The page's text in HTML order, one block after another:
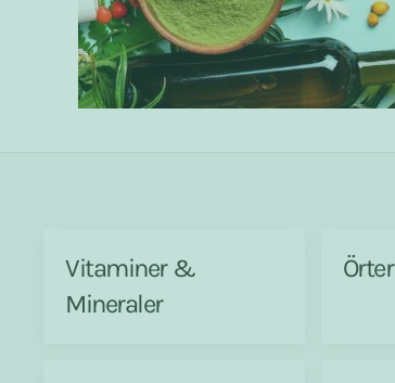
Vitaminer &
Mineraler
Örter